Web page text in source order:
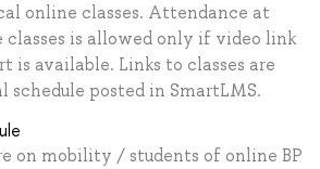
online classes. Attendance at
classes is allowed only if video link
is available. Links to classes are
schedule posted in SmartLMS.
on mobility / students of online BP